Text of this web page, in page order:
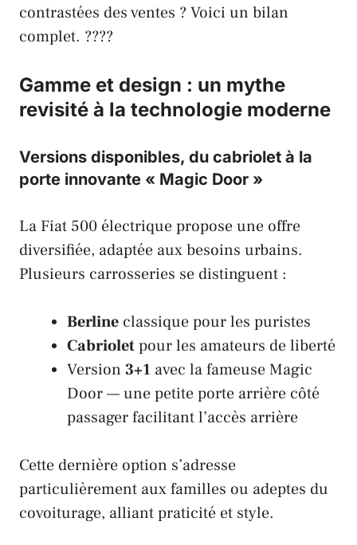
contrastées des ventes ? Voici un bilan
complet. ????
Gamme et design : un mythe
revisité à la technologie moderne
Versions disponibles, du cabriolet à la
porte innovante « Magic Door »
La Fiat 500 électrique propose une offre
diversifiée, adaptée aux besoins urbains.
Plusieurs carrosseries se distinguent :
Berline classique pour les puristes
Cabrioletpour les amateurs de liberté
Version 3+1 avec la fameuse Magic
Door — une petite porte arrière côté
passager facilitant l’accès arrière
Cette dernière option s’adresse
particulièrement aux familles ou adeptes du
covoiturage, alliant praticité et style.